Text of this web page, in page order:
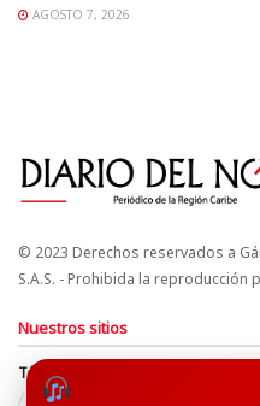
AGOSTO 7, 2026
© 2023 Derechos reservados a
S.A.S. - Prohibida la reproducción
Nuestros sitios
Términos y Condiciones
Política de uso de cookies